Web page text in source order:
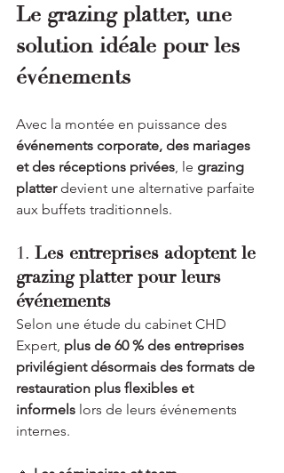
Le grazing platter, une
solution idéale pour les
événements
Avec la montée en puissance des
événements corporate, des mariages
et des réceptions privées, le grazing
platter devient une alternative parfaite
aux buffets traditionnels.
1. Les entreprises adoptent le
grazing platter pour leurs
événements
Selon une étude du cabinet CHD
Expert, plus de 60 % des entreprises
privilégient désormais des formats de
restauration plus flexibles et
informels lors de leurs événements
internes.